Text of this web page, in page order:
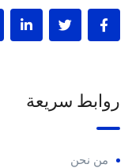
روابط سريعة
من نحن